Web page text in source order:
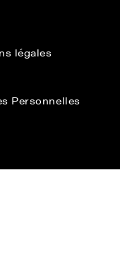
légales
Personnelles